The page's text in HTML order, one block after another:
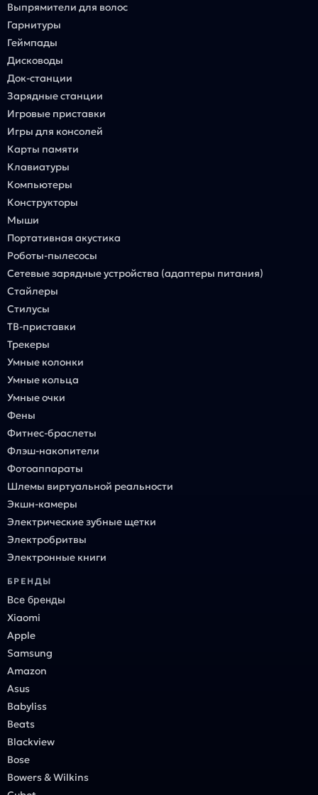
Выпрямители для волос
Гарнитуры
Геймпады
Дисководы
Док-станции
Зарядные станции
Игровые приставки
Игры для консолей
Карты памяти
Клавиатуры
Компьютеры
Конструкторы
Мыши
Портативная акустика
Роботы-пылесосы
Сетевые зарядные устройства (адаптеры питания)
Стайлеры
Стилусы
ТВ-приставки
Трекеры
Умные колонки
Умные кольца
Умные очки
Фены
Фитнес-браслеты
Флэш-накопители
Фотоаппараты
Шлемы виртуальной реальности
Экшн-камеры
Электрические зубные щетки
Электробритвы
Электронные книги
БРЕНДЫ
Все бренды
Xiaomi
Apple
Samsung
Amazon
Asus
Babyliss
Beats
Blackview
Bose
Bowers & Wilkins